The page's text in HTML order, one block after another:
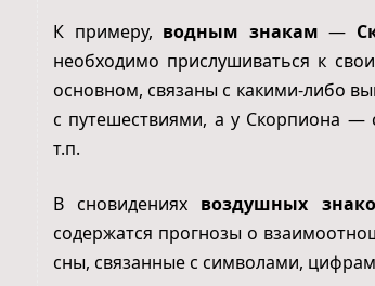
К примеру, водным знакам —
необходимо прислушиваться к
основном, связаны с какими-либо
с путешествиями, а у Скорпиона —
т.п.
В сновидениях воздушных
содержатся прогнозы о
сны, связанные с символами,